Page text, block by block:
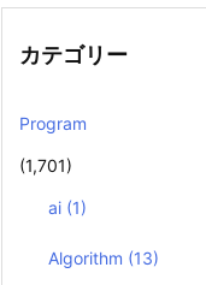
カテゴリー
Program
(1,701)
ai (1)
Algorithm (13)